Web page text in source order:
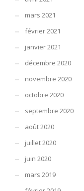
mars 2021
février 2021
janvier 2021
décembre 2020
novembre 2020
octobre 2020
septembre 2020
août 2020
juillet 2020
juin 2020
mars 2019